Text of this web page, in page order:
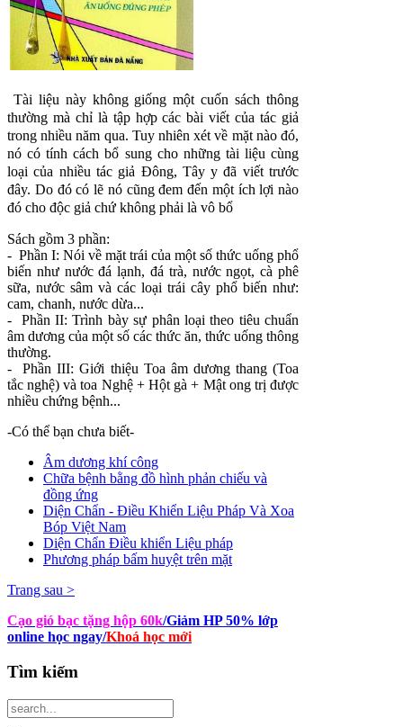
Tài liệu này không giống một cuốn sách thông
thường mà chỉ là tập hợp các bài viết của tác giả
trong nhiều năm qua. Tuy nhiên xét về mặt nào đó,
nó có tính cách bổ sung cho những tài liệu cùng
loại của nhiều tác giả Đông, Tây y đã viết trước
đây. Do đó có lẽ nó cũng đem đến một ích lợi nào
đó cho độc giả chứ không phải là vô bổ
Sách gồm 3 phần:
- Phần I: Nói về mặt trái của một số thức uống phổ
biến như nước đá lạnh, đá trà, nước ngọt, cà phê
sữa, nước sâm và các loại trái cây phổ biến như:
cam, chanh, nước dừa...
- Phần II: Trình bày sự phân loại theo tiêu chuẩn
âm dương của một số các thức ăn, thức uống thông
thường.
- Phần III: Giới thiệu Toa âm dương thang (Toa
tắc nghệ) và toa Nghệ + Hột gà + Mật ong trị được
nhiều chứng bệnh...
-Có thể bạn chưa biết-
Âm dương khí công
Chữa bệnh bằng đồ hình phản chiếu và
đồng ứng
Diện Chẩn - Điều Khiển Liệu Pháp Và Xoa
Bóp Việt Nam
Diện Chẩn Điều khiển Liệu pháp
Phương pháp bấm huyệt trên mặt
Trang sau >
Cạo gió bạc tặng hộp 60k/Giảm HP 50% lớp
online học ngay/Khoá học mới
Tìm kiếm